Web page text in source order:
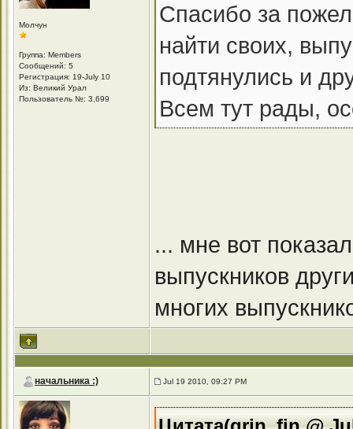
Молчун
Группа: Members
Сообщений: 5
Регистрация: 19-July 10
Из: Великий Урал
Пользователь №: 3,699
Спасибо за
найти своих,
подтянулись и
Всем тут рады,
... мне вот
выпускников
многих
начальника :) Jul 19 2010, 09:27 PM